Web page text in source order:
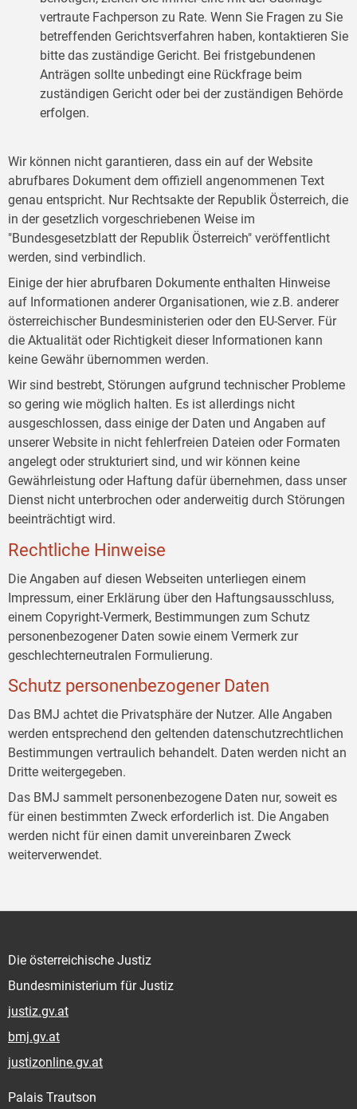
vertraute Fachperson zu Rate. Wenn Sie Fragen zu Sie
betreffenden Gerichtsverfahren haben, kontaktieren Sie
bitte das zuständige Gericht. Bei fristgebundenen
Anträgen sollte unbedingt eine Rückfrage beim
zuständigen Gericht oder bei der zuständigen Behörde
erfolgen.
Wir können nicht garantieren, dass ein auf der Website
abrufbares Dokument dem offiziell angenommenen Text
genau entspricht. Nur Rechtsakte der Republik Österreich, die
in der gesetzlich vorgeschriebenen Weise im
"Bundesgesetzblatt der Republik Österreich" veröffentlicht
werden, sind verbindlich.
Einige der hier abrufbaren Dokumente enthalten Hinweise
auf Informationen anderer Organisationen, wie z.B. anderer
österreichischer Bundesministerien oder den EU-Server. Für
die Aktualität oder Richtigkeit dieser Informationen kann
keine Gewähr übernommen werden.
Wir sind bestrebt, Störungen aufgrund technischer Probleme
so gering wie möglich halten. Es ist allerdings nicht
ausgeschlossen, dass einige der Daten und Angaben auf
unserer Website in nicht fehlerfreien Dateien oder Formaten
angelegt oder strukturiert sind, und wir können keine
Gewährleistung oder Haftung dafür übernehmen, dass unser
Dienst nicht unterbrochen oder anderweitig durch Störungen
beeinträchtigt wird.
Rechtliche Hinweise
Die Angaben auf diesen Webseiten unterliegen einem
Impressum, einer Erklärung über den Haftungsausschluss,
einem Copyright-Vermerk, Bestimmungen zum Schutz
personenbezogener Daten sowie einem Vermerk zur
geschlechterneutralen Formulierung.
Schutz personenbezogener Daten
Das BMJ achtet die Privatsphäre der Nutzer. Alle Angaben
werden entsprechend den geltenden datenschutzrechtlichen
Bestimmungen vertraulich behandelt. Daten werden nicht an
Dritte weitergegeben.
Das BMJ sammelt personenbezogene Daten nur, soweit es
für einen bestimmten Zweck erforderlich ist. Die Angaben
werden nicht für einen damit unvereinbaren Zweck
weiterverwendet.
Die österreichische Justiz
Bundesministerium für Justiz
justiz.gv.at
bmj.gv.at
justizonline.gv.at
Palais Trautson